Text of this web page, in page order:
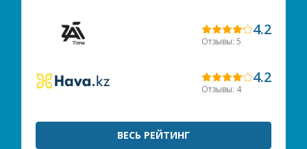
4.2
Отзывы: 5
4.2
Отзывы: 4
ВЕСЬ РЕЙТИНГ